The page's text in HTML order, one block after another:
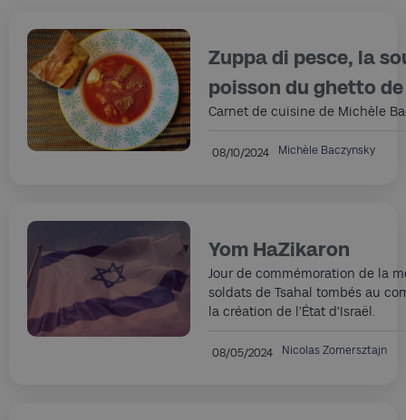
Zuppa di pesce, la
poisson du ghetto de
Carnet de cuisine de Michèle
08/10/2024 Michèle Baczynsky
Yom HaZikaron
Jour de commémoration de la
soldats de Tsahal tombés au
la création de l’État d’Israël.
08/05/2024 Nicolas Zomersztajn